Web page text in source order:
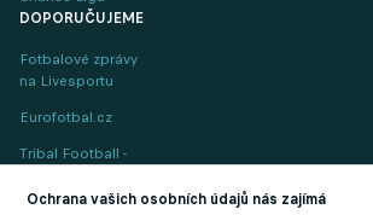
DOPORUČUJEME
Fotbalové zprávy
na Livesportu
Eurofotbal.cz
Tribal Football -
(EN)
Ochrana vašich osobních údajů nás zajímá